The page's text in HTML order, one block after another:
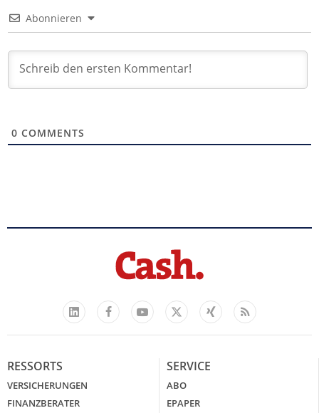
Abonnieren
0 COMMENTS
LinkedIn
FacebookYouTube
X
Xing Feed
RESSORTS
VERSICHERUNGEN
FINANZBERATER
SERVICE
ABO
EPAPER